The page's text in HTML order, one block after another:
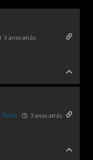
3 anos atrás
Dudu 3 anos atrás